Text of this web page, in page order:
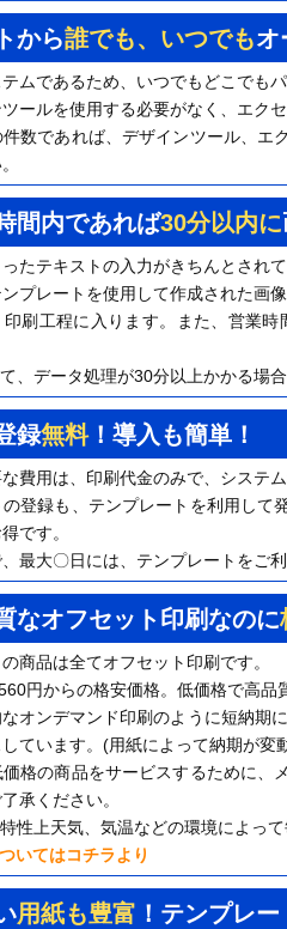
から誰でも、いつでもオ
ムであるため、いつでもどこでも
ールを使用する必要がなく、エク
件数であれば、デザインツール、
間内であれば30分以内に
たテキストの入力がきちんとされ
プレートを使用して作成された画
刷工程に入ります。また、営業
、データ処理が30分以上かかる場合
録無料！導入も簡単！
費用は、印刷代金のみで、システ
登録も、テンプレートを利用して
です。
最大〇日には、テンプレートをご利
なオフセット印刷なのに
商品は全てオフセット印刷です。
円からの格安価格。低価格で高品
なオンデマンド印刷のように短納期
ています。(用紙によって納期が変
格の商品をサービスするために、
承ください。
性上天気、気温などの環境によっ
いてはコチラより
用紙も豊富 ！テンプレ